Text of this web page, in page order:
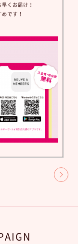
くお届け！
です！